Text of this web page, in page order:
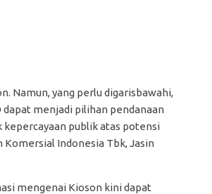
Namun, yang perlu digarisbawahi,
menjadi pilihan pendanaan
kepercayaan publik atas potensi
Komersial Indonesia Tbk, Jasin
mengenai Kioson kini dapat